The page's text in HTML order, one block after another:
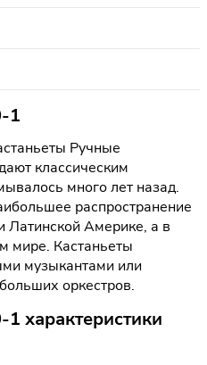
1
Ручные
классическим
много лет назад.
распространение
Америке, а в
мире. Кастаньеты
музыкантами или
оркестров.
характеристики